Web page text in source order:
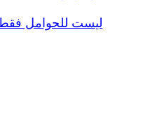
ليست للحوامل فقط..